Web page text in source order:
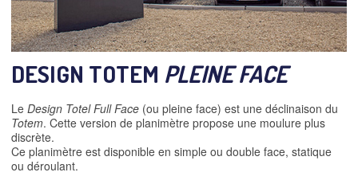
DESIGN TOTEM PLEINE FACE
Le Design Totel Full Face (ou pleine face) est une déclinaison du
Totem. Cette version de planimètre propose une moulure plus
discrète.
Ce planimètre est disponible en simple ou double face, statique
ou déroulant.